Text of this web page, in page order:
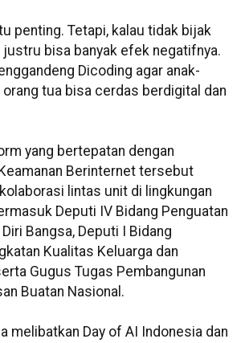
penting. Tetapi, kalau tidak bijak
bisa banyak efek negatifnya.
Dicoding agar anak-
orang tua bisa cerdas berdigital dan
yang bertepatan dengan
Berinternet tersebut
lintas unit di lingkungan
Deputi IV Bidang Penguatan
Bangsa, Deputi I Bidang
Kualitas Keluarga dan
Gugus Tugas Pembangunan
Buatan Nasional.
melibatkan Day of AI Indonesia dan